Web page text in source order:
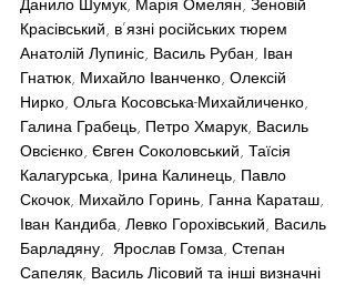
Красівський, в’язні російських тюрем
Анатолій Лупиніс, Василь Рубан, Іван
Гнатюк, Михайло Іванченко, Олексій
Нирко, Ольга Косовська-Михайличенко,
Галина Грабець, Петро Хмарук, Василь
Овсієнко, Євген Соколовський, Таїсія
Калагурська, Ірина Калинець, Павло
Скочок, Михайло Горинь, Ганна Караташ,
Іван Кандиба, Левко Горохівський, Василь
Барладяну,  Ярослав Гомза, Степан
Сапеляк, Василь Лісовий та інші визначні